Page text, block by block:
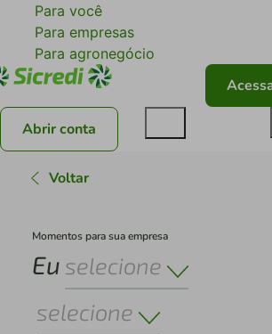
Para você
Para empresas
Para agronegócio
Abrir conta
Voltar
Momentos para sua empresa
Eu selecione
selecione